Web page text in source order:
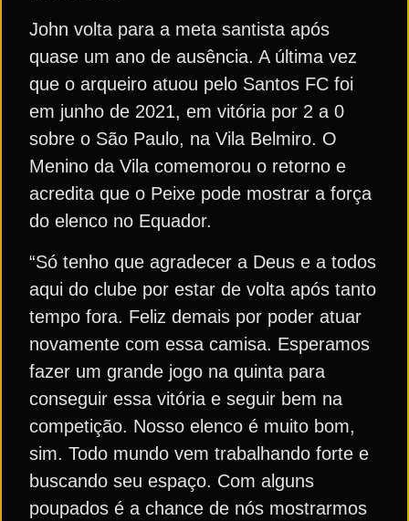
John volta para a meta santista após
quase um ano de ausência. A última vez
que o arqueiro atuou pelo Santos FC foi
em junho de 2021, em vitória por 2 a 0
sobre o São Paulo, na Vila Belmiro. O
Menino da Vila comemorou o retorno e
acredita que o Peixe pode mostrar a força
do elenco no Equador.
“Só tenho que agradecer a Deus e a todos
aqui do clube por estar de volta após tanto
tempo fora. Feliz demais por poder atuar
novamente com essa camisa. Esperamos
fazer um grande jogo na quinta para
conseguir essa vitória e seguir bem na
competição. Nosso elenco é muito bom,
sim. Todo mundo vem trabalhando forte e
buscando seu espaço. Com alguns
poupados é a chance de nós mostrarmos